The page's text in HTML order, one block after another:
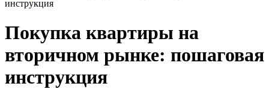
инструкция
Покупка квартиры на
вторичном рынке: пошаговая
инструкция